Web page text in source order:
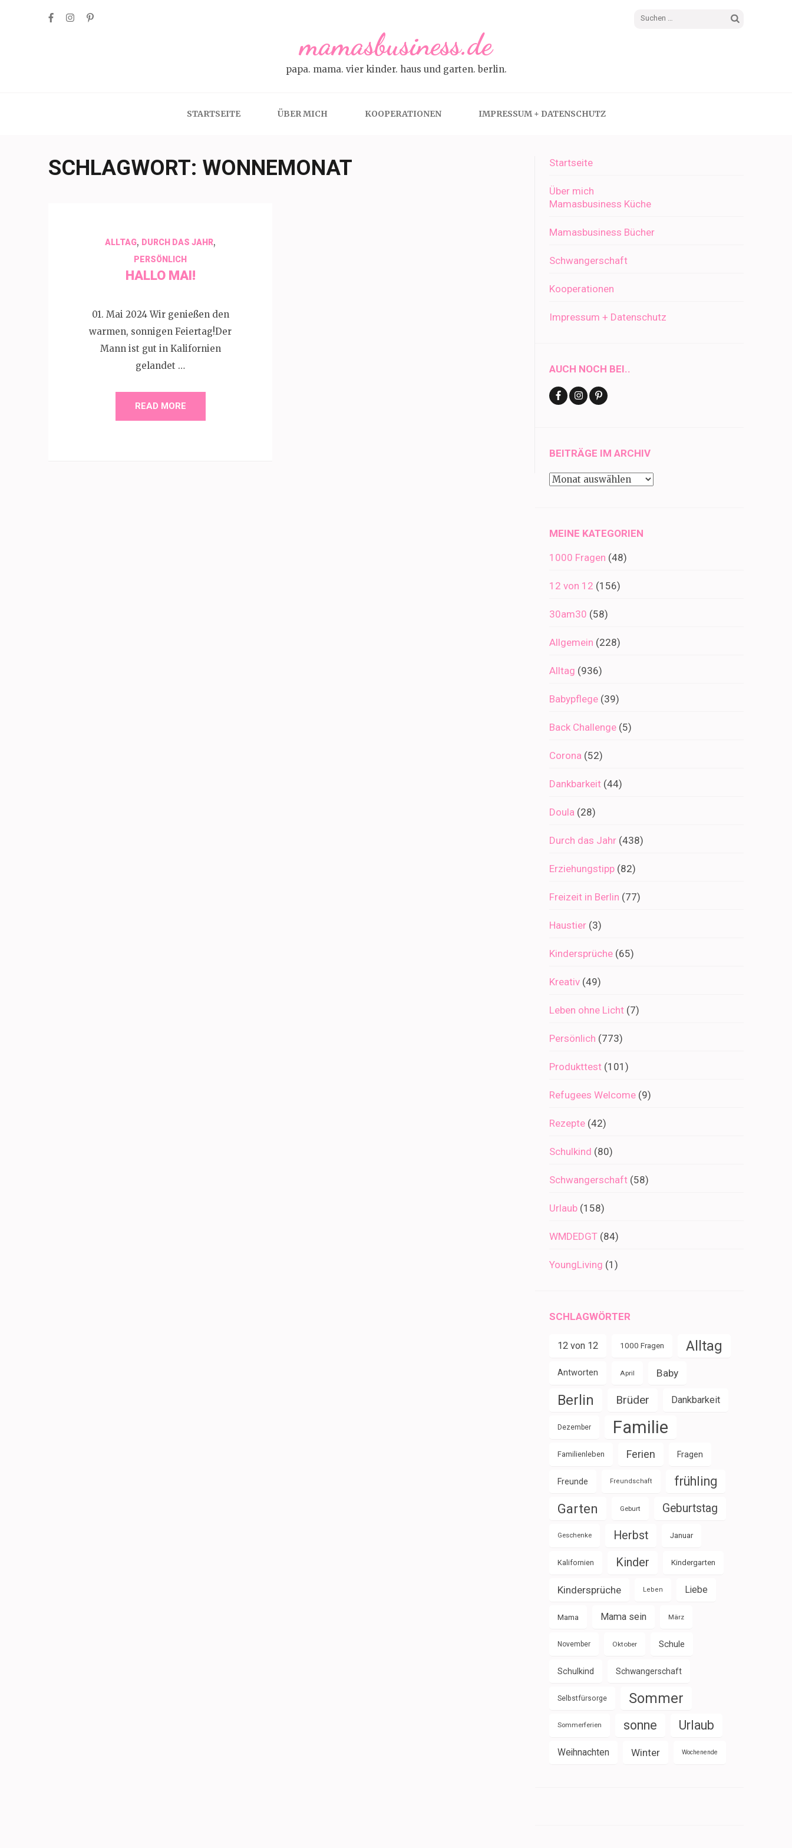
Suchen
mamasbusiness.de
papa. mama. vier kinder. haus und garten. berlin.
STARTSEITE ÜBER MICH KOOPERATIONEN IMPRESSUM + DATENSCHUTZ
SCHLAGWORT: WONNEMONAT
ALLTAG, DURCH DAS JAHR,
PERSÖNLICH
HALLO MAI!
01. Mai 2024 Wir genießen den
warmen, sonnigen Feiertag!Der
Mann ist gut in Kalifornien
gelandet …
READ MORE
Startseite
Über mich
Mamasbusiness Küche
Mamasbusiness Bücher
Schwangerschaft
Kooperationen
Impressum + Datenschutz
AUCH NOCH BEI..
BEITRÄGE IM ARCHIV
Beiträge
MEINE KATEGORIEN
1000 Fragen (48)
12 von 12 (156)
30am30 (58)
Allgemein (228)
Alltag (936)
Babypflege (39)
Back Challenge (5)
Corona (52)
Dankbarkeit (44)
Doula (28)
Durch das Jahr (438)
Erziehungstipp (82)
Freizeit in Berlin (77)
Haustier (3)
Kindersprüche (65)
Kreativ (49)
Leben ohne Licht (7)
Persönlich (773)
Produkttest (101)
Refugees Welcome (9)
Rezepte (42)
Schulkind (80)
Schwangerschaft (58)
Urlaub (158)
WMDEDGT (84)
YoungLiving (1)
SCHLAGWÖRTER
12 von 12 1000 Fragen Alltag
Antworten April Baby
Berlin Brüder Dankbarkeit
Dezember Familie
Familienleben Ferien Fragen
Freunde Freundschaft frühling
Garten Geburt Geburtstag
Geschenke Herbst Januar
Kalifornien Kinder Kindergarten
Kindersprüche Leben Liebe
Mama Mama sein März
November Oktober Schule
Schulkind Schwangerschaft
Selbstfürsorge Sommer
Sommerferien sonne Urlaub
Weihnachten Winter Wochenende